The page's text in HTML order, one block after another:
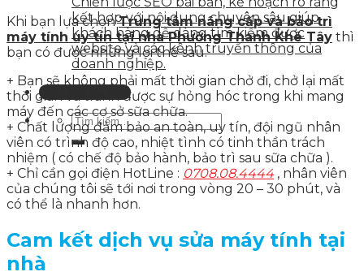
kết hợp với nội dung chuyên sâu giúp
khách hàng dễ dàng tìm kiếm được
website và các kênh truyền thông của
doanh nghiệp.
Liên hệ tư vấn
Khi bạn lựa chọnTrung tâm nâng cấp và bảo trì
máy tính uy tín tại nhà Phường Thanh Khê Tây thì
bạn có được những lợi thế sau.
+ Bạn sẽ không phải mất thời gian chở đi, chở lại mất
thời gian và tránh được sự hỏng hóc trong khi mang
máy đến các cơ sở sữa chữa.
+ Chất lượng đảm bảo an toàn, uy tín, đội ngũ nhân
viên có trình độ cao, nhiệt tình có tinh thần trách
nhiệm ( có chế độ bảo hành, bảo trì sau sữa chữa ).
+ Chỉ cần gọi điện HotLine : 0708.08.4444, nhân viên
của chúng tôi sẽ tới nơi trong vòng 20 – 30 phút, và
có thể là nhanh hơn.
Cam kết dịch vụ sửa máy tính tại
nhà